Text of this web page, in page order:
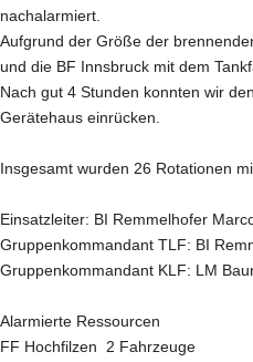
nachalarmiert.
Aufgrund der Größe der
und die BF Innsbruck mit dem
Nach gut 4 Stunden konnten wir
Gerätehaus einrücken.
Insgesamt wurden 26 Rotationen
Einsatzleiter: BI Remmelhofer
Gruppenkommandant TLF: BI
Gruppenkommandant KLF: LM
Alarmierte Ressourcen
FF Hochfilzen 2 Fahrzeuge